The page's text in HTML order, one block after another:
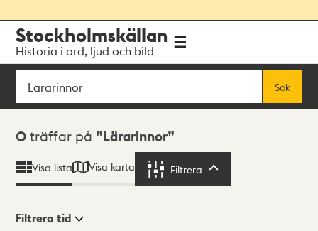
navigationen
huvudinnehållet
Stockholmskällan
Historia i ord, ljud och bild
Sök
Sök
Sökresultat
0 träffar på Lärarinnor
Visa lista Visa karta Filtrera
Filtrera tid